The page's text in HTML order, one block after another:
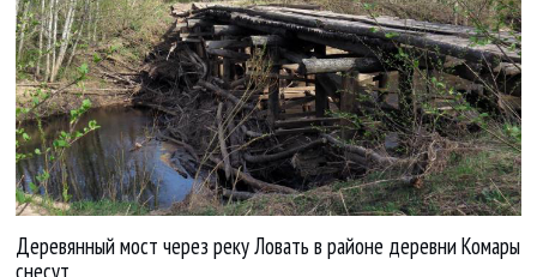
Деревянный мост через реку Ловать в районе деревни Комары
снесут